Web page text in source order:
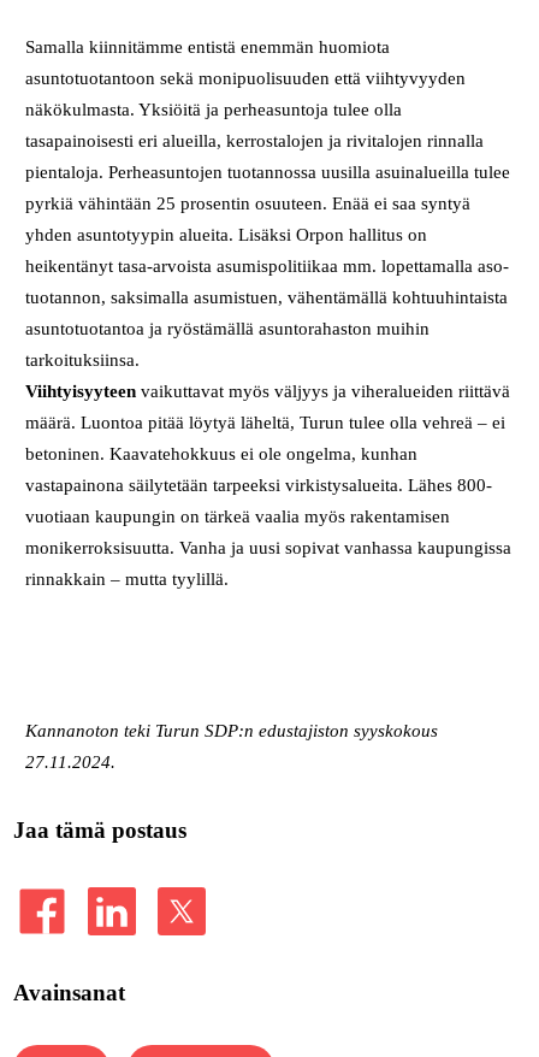
Samalla kiinnitämme entistä enemmän huomiota
asuntotuotantoon sekä monipuolisuuden että viihtyvyyden
näkökulmasta. Yksiöitä ja perheasuntoja tulee olla
tasapainoisesti eri alueilla, kerrostalojen ja rivitalojen rinnalla
pientaloja. Perheasuntojen tuotannossa uusilla asuinalueilla tulee
pyrkiä vähintään 25 prosentin osuuteen. Enää ei saa syntyä
yhden asuntotyypin alueita. Lisäksi Orpon hallitus on
heikentänyt tasa-arvoista asumispolitiikaa mm. lopettamalla aso-
tuotannon, saksimalla asumistuen, vähentämällä kohtuuhintaista
asuntotuotantoa ja ryöstämällä asuntorahaston muihin
tarkoituksiinsa.
Viihtyisyyteen vaikuttavat myös väljyys ja viheralueiden riittävä
määrä. Luontoa pitää löytyä läheltä, Turun tulee olla vehreä – ei
betoninen. Kaavatehokkuus ei ole ongelma, kunhan
vastapainona säilytetään tarpeeksi virkistysalueita. Lähes 800-
vuotiaan kaupungin on tärkeä vaalia myös rakentamisen
monikerroksisuutta. Vanha ja uusi sopivat vanhassa kaupungissa
rinnakkain – mutta tyylillä.
Kannanoton teki Turun SDP:n edustajiston syyskokous
27.11.2024.
Jaa tämä postaus
Avainsanat